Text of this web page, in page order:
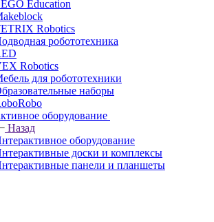
Education
Robotics
робототехника
Robotics
для робототехники
наборы
оборудование
Назад
оборудование
доски и комплексы
панели и планшеты